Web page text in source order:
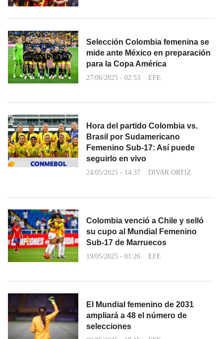
Selección Colombia femenina se
mide ante México en preparación
para la Copa América
27/06/2025 - 02:53 EFE
Hora del partido Colombia vs.
Brasil por Sudamericano
Femenino Sub-17: Así puede
seguirlo en vivo
24/05/2025 - 14:37 DIVAR ORTIZ
Colombia venció a Chile y selló
su cupo al Mundial Femenino
Sub-17 de Marruecos
19/05/2025 - 01:26 EFE
El Mundial femenino de 2031
ampliará a 48 el número de
selecciones